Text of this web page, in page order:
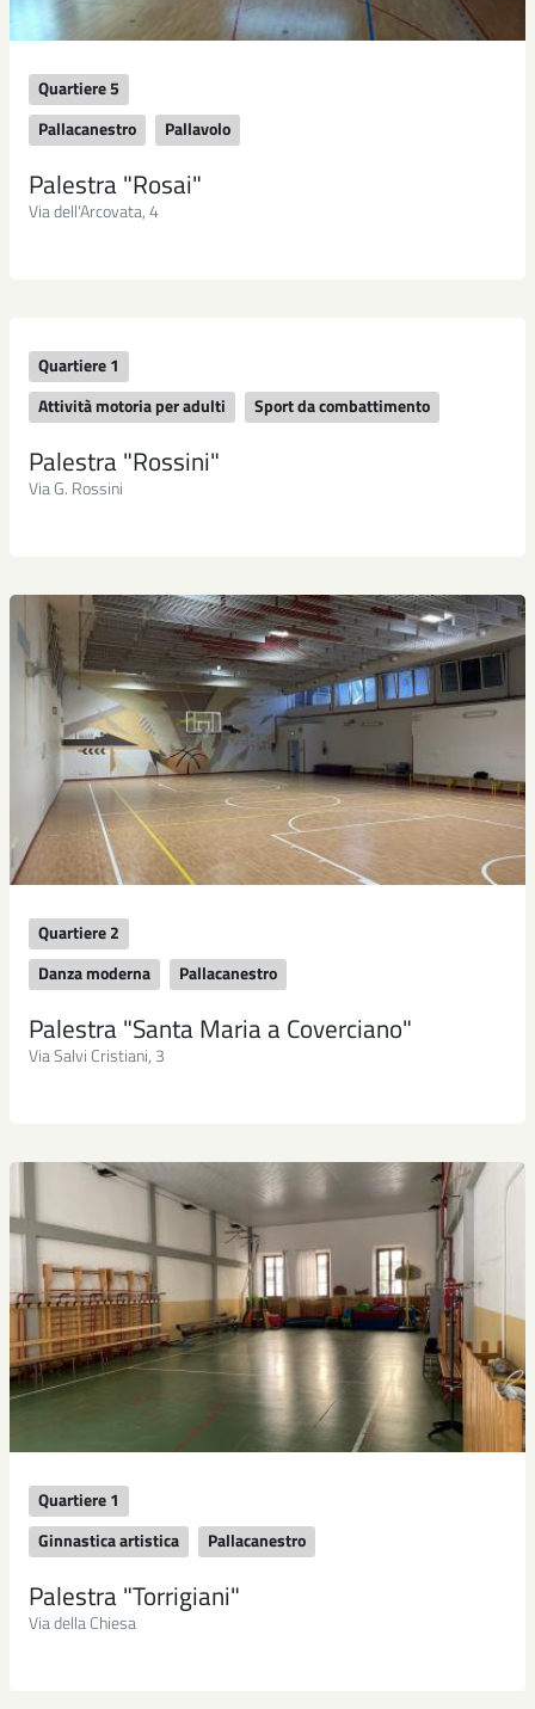
Quartiere 5
Pallacanestro
Pallavolo
Palestra "Rosai"
Via dell'Arcovata, 4
Quartiere 1
Attività motoria per adulti
Sport da combattimento
Palestra "Rossini"
Via G. Rossini
Quartiere 2
Danza moderna
Pallacanestro
Palestra "Santa Maria a Coverciano"
Via Salvi Cristiani, 3
Quartiere 1
Ginnastica artistica
Pallacanestro
Palestra "Torrigiani"
Via della Chiesa